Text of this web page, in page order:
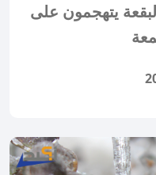
يتهجمون على